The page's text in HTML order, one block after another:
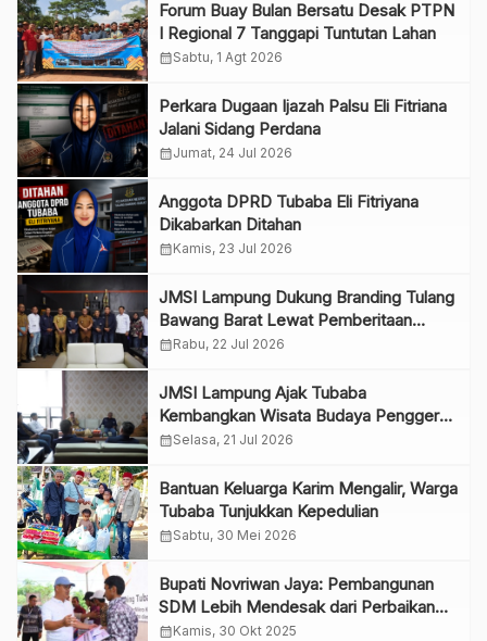
Forum Buay Bulan Bersatu Desak PTPN
I Regional 7 Tanggapi Tuntutan Lahan
calendar_monthSabtu, 1 Agt 2026
Perkara Dugaan Ijazah Palsu Eli Fitriana
Jalani Sidang Perdana
calendar_monthJumat, 24 Jul 2026
Anggota DPRD Tubaba Eli Fitriyana
Dikabarkan Ditahan
calendar_monthKamis, 23 Jul 2026
JMSI Lampung Dukung Branding Tulang
Bawang Barat Lewat Pemberitaan
Positif
calendar_monthRabu, 22 Jul 2026
JMSI Lampung Ajak Tubaba
Kembangkan Wisata Budaya Penggerak
Ekonomi
calendar_monthSelasa, 21 Jul 2026
Bantuan Keluarga Karim Mengalir, Warga
Tubaba Tunjukkan Kepedulian
calendar_monthSabtu, 30 Mei 2026
Bupati Novriwan Jaya: Pembangunan
SDM Lebih Mendesak dari Perbaikan
Jalan
calendar_monthKamis, 30 Okt 2025